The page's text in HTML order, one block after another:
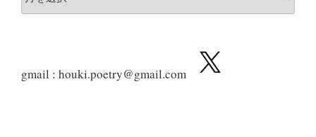
去
gmail : houki.poetry@gmail.com